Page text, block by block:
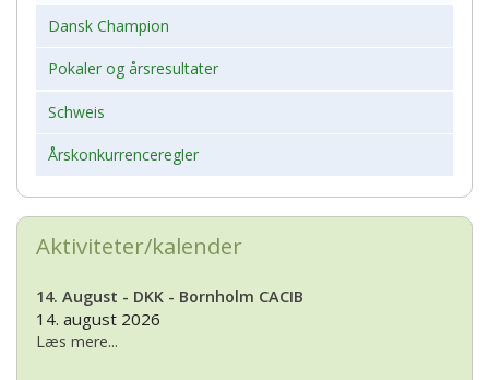
Dansk Champion
Pokaler og årsresultater
Schweis
Årskonkurrenceregler
Aktiviteter/kalender
14. August - DKK - Bornholm CACIB
14. august 2026
Læs mere...